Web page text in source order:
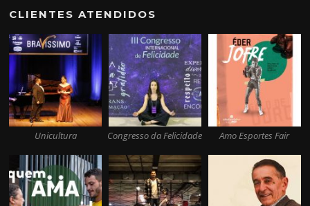
CLIENTES ATENDIDOS
Unicultura Congresso da Felicidade Amo Esportes Fair